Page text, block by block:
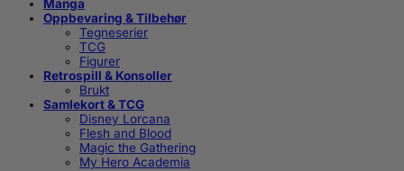
Manga
Oppbevaring & Tilbehør
Tegneserier
TCG
Figurer
Retrospill & Konsoller
Brukt
Samlekort & TCG
Disney Lorcana
Flesh and Blood
Magic the Gathering
My Hero Academia